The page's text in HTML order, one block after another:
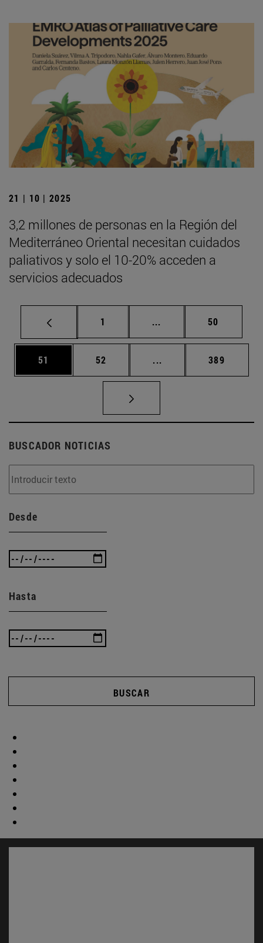
21 | 10 | 2025
3,2 millones de personas en la Región del
Mediterráneo Oriental necesitan cuidados
paliativos y solo el 10-20% acceden a
servicios adecuados
Página
1 ... Páginas intermedias
Página
50
Página
51 Página
52 ... Páginas intermedias
Página
389
BUSCADOR NOTICIAS
Desde
Hasta
BUSCAR